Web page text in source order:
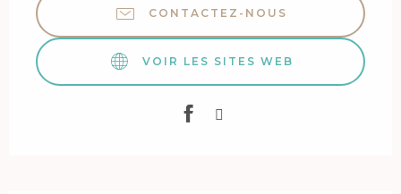
CONTACTEZ-NOUS
VOIR LES SITES WEB